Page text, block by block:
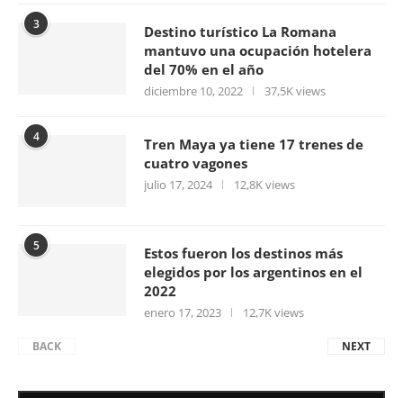
3
Destino turístico La Romana
mantuvo una ocupación hotelera
del 70% en el año
diciembre 10, 2022 37,5K views
4
Tren Maya ya tiene 17 trenes de
cuatro vagones
julio 17, 2024 12,8K views
5
Estos fueron los destinos más
elegidos por los argentinos en el
2022
enero 17, 2023 12,7K views
BACK NEXT